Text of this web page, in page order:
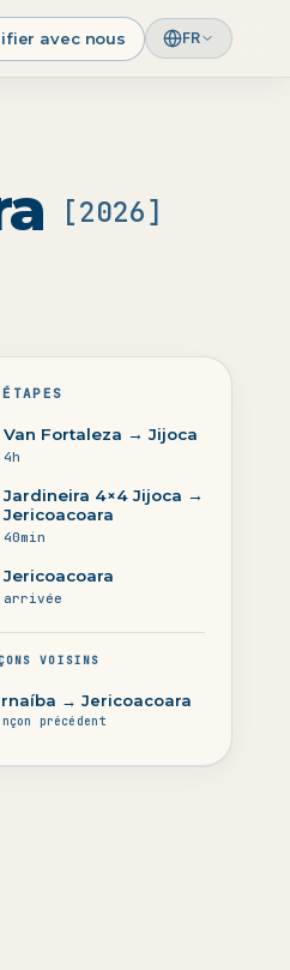
avec nous FR
[2026]
Van Fortaleza → Jijoca
4h
Jardineira 4×4 Jijoca →
Jericoacoara
40min
Jericoacoara
arrivée
VOISINS
→ Jericoacoara
précédent